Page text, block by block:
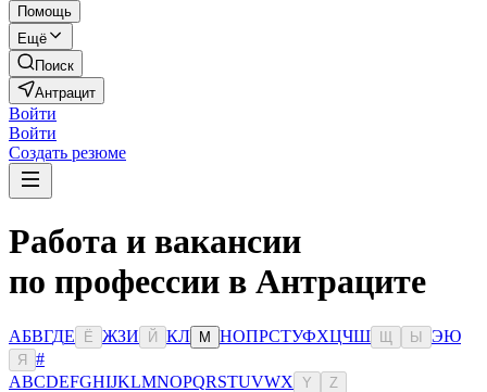
Помощь
Ещё
Поиск
Антрацит
Войти
Войти
Создать резюме
Работа и вакансии
по профессии в Антраците
АБВГДЕ Ё ЖЗИ Й КЛ М НОПРСТУФХЦЧШ Ы ЭЮ
Я
#
ABCDEFGHIJKLMNOPQRSTUVWX Y Z